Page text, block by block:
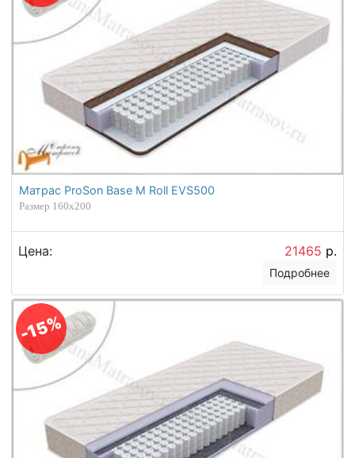
Матрас ProSon Base M Roll EVS500
Размер 160х200
Цена: 21465 р.
Подробнее
-15%